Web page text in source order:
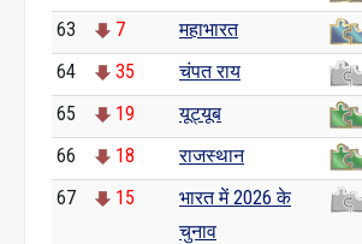
63
7 महाभारत
64
35 चंपत राय
65
19 यूट्यूब
66
18 राजस्थान
67
15
भारत में 2026 के
चुनाव